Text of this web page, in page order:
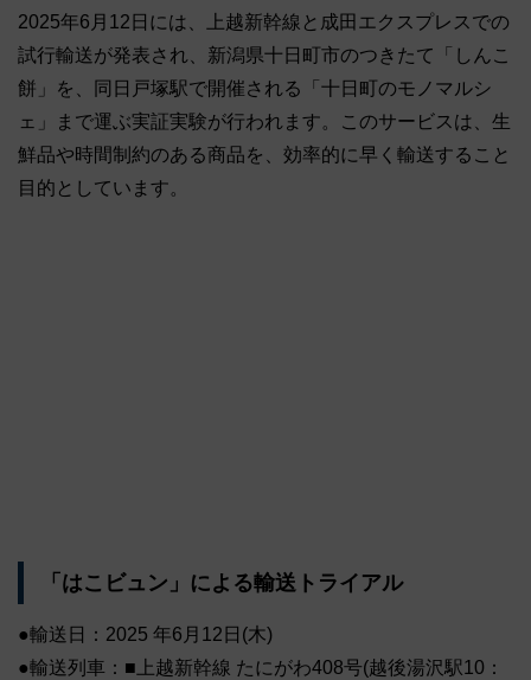
2025年6月12日には、上越新幹線と成田エクスプレスでの
試行輸送が発表され、新潟県十日町市のつきたて「しんこ
餅」を、同日戸塚駅で開催される「十日町のモノマルシ
ェ」まで運ぶ実証実験が行われます。このサービスは、生
鮮品や時間制約のある商品を、効率的に早く輸送すること
目的としています。
「はこビュン」による輸送トライアル
●輸送日：2025 年6月12日(木)
●輸送列車：■上越新幹線 たにがわ408号(越後湯沢駅10：